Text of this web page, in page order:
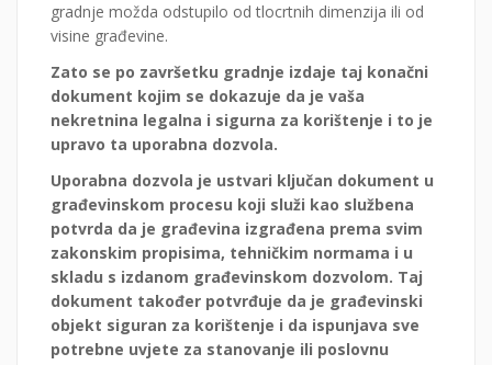
gradnje možda odstupilo od tlocrtnih dimenzija ili od
visine građevine.
Zato se po završetku gradnje izdaje taj konačni
dokument kojim se dokazuje da je vaša
nekretnina legalna i sigurna za korištenje i to je
upravo ta uporabna dozvola.
Uporabna dozvola je ustvari ključan dokument u
građevinskom procesu koji služi kao službena
potvrda da je građevina izgrađena prema svim
zakonskim propisima, tehničkim normama i u
skladu s izdanom građevinskom dozvolom. Taj
dokument također potvrđuje da je građevinski
objekt siguran za korištenje i da ispunjava sve
potrebne uvjete za stanovanje ili poslovnu